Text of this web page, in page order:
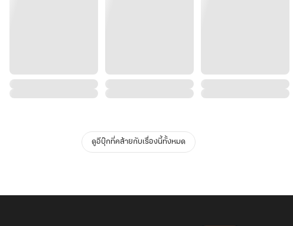
ดูอีบุ๊กที่คล้ายกับเรื่องนี้ทั้งหมด